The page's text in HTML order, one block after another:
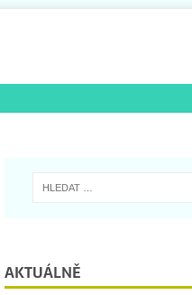
AKTUÁLNĚ